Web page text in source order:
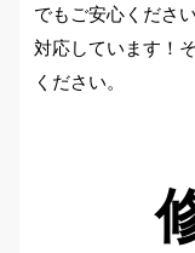
でもご安心くださ
対応しています！
ください。